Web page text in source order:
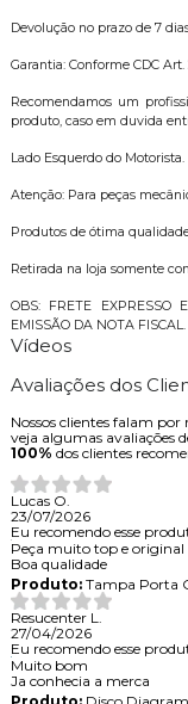
Devolução no prazo de 7
Garantia: Conforme CDC Art.
Recomendamos um
produto, caso em duvida
Lado Esquerdo do
Atenção: Para peças
Produtos de ótima
Retirada na loja somente
OBS: FRETE EXPRESSO
EMISSÃO DA NOTA FISCAL.
Vídeos
Avaliações dos
Nossos clientes falam por
veja algumas avaliações
100% dos clientes
Lucas O.
23/07/2026
Eu recomendo esse
Peça muito top e original
Boa qualidade
Produto:Tampa Porta
Resucenter L.
27/04/2026
Eu recomendo esse
Muito bom
Ja conhecia a merca